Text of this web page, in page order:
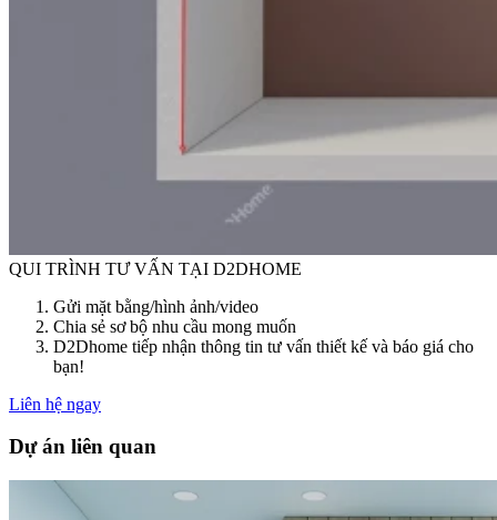
QUI TRÌNH TƯ VẤN TẠI D2DHOME
Gửi mặt bằng/hình ảnh/video
Chia sẻ sơ bộ nhu cầu mong muốn
D2Dhome tiếp nhận thông tin tư vấn thiết kế và báo giá cho
bạn!
Liên hệ ngay
Dự án liên quan